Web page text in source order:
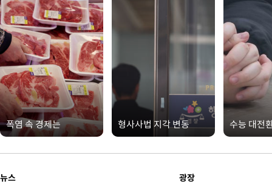
폭염 속 경제는 형사사법 지각 변동 수능 대전
뉴스 광장